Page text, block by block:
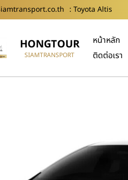
: Toyota Altis
HONGTOUR
SIAMTRANSPORT
หน้าหลัก
ติดต่อเรา